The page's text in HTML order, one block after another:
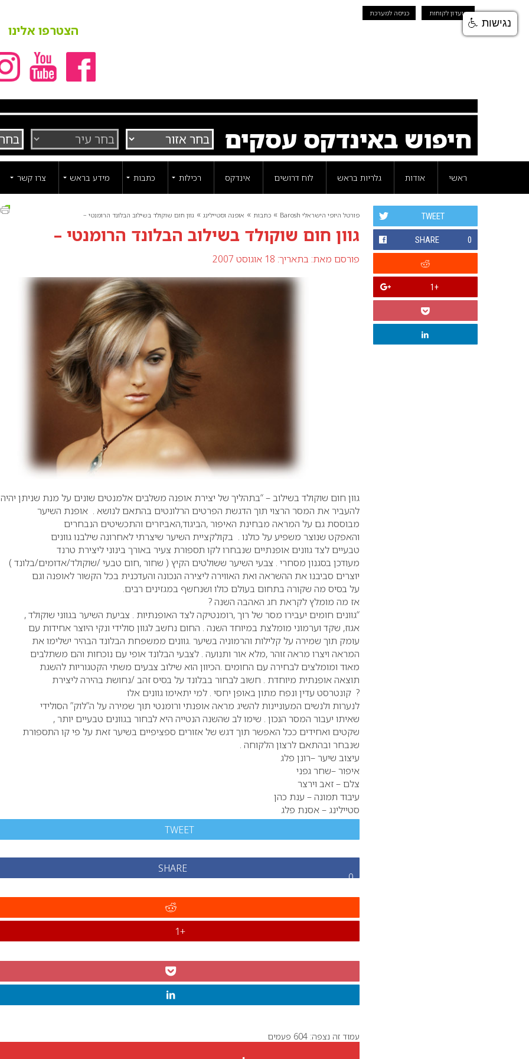
מועדון לקוחות כניסה למערכת
הצטרפו אלינו
חיפוש באינדקס עסקים
ראשי אודות גלריות בראש לוח דרושים אינדקס רכילות כתבות מידע בראש צרו קשר
פורטל היופי הישראלי Barosh » כתבות » אופנה וסטיילינג » גוון חום שוקולד בשילוב הבלונד הרומנטי –
גוון חום שוקולד בשילוב הבלונד הרומנטי –
פורסם מאת: בתאריך: 18 אוגוסט 2007
TWEET
SHARE 0
+1
גוון חום שוקולד בשילוב – “בתהליך של יצירת אופנה משלבים אלמנטים שונים על מנת שניתן יהיה
להעביר את המסר הרצוי תוך הדגשת הפרטים הרלונטים בהתאם לנושא . אופנת השיער
מבוססת גם על המראה מבחינת האיפור ,הביגוד,האביזרים והתכשיטים הנבחרים
והאפקט שנוצר משפיע על כולנו . בקולקציית השיער שיצרתי לאחרונה שילבנו גוונים
טבעיים לצד גוונים אופנתיים שנבחרו לקו תספורת צעיר באורך בינוני ליצירת טרנד
מעודכן בסגנון מסחרי . צבעי השיער ששולטים הקיץ ( שחור ,חום טבעי /שוקולד/אדומים/בלונד )
יוצרים סביבנו את ההשראה ואת האווירה ליצירה הנכונה והעדכנית בכל הקשור לאופנה וגם
על בסיס מה שקורה בתחום בעולם כולו ושנחשף במגזינים רבים.
אז מה מומלץ לקראת חג האהבה השנה ?
“גוונים חומים יעבירו מסר של רוך ,רומנטיקה לצד האופנתיות . צביעת השיער בגווני שוקולד ,
אגוז, שקד וערמוני מומלצת במיוחד השנה . החום נחשב לגוון סולידי ונקי היוצר אחידות עם
עומק תוך שמירה על קלילות והרמוניה בשיער .גוונים ממשפחת הבלונד הבהיר ישלימו את
המראה ויצרו מראה זוהר ,מלא אור ותנועה . לצבעי הבלונד אופי עם נוכחות והם משתלבים
מאוד ומומלצים לבחירה עם החומים .הכיוון הוא שילוב צבעים משתי הקטגוריות להשגת
תוצאה אופנתית מיוחדת . חשוב לבחור בבלונד על בסיס זהב /נחושת בהירה ליצירת
? קונטרסט עדין ונפח מתון באופן יחסי . למי יתאימו גוונים אלו
לנערות ולנשים המעוניינות להשיג מראה אופנתי ורומנטי תוך שמירה על ה”לוק” הסולידי
שאיתו יעבור המסר הנכון . שימו לב שהשנה הנטייה היא לבחור בגוונים טבעיים יותר ,
שקטים ואחידים ככל האפשר תוך דגש של אזורים ספציפיים בשיער זאת על פי קו התספורת
שנבחר ובהתאם לרצון הלקוחה .
עיצוב שיער –רונן פלג
איפור –שחר גפני
צלם – זאב וירצר
עיבוד תמונה – ענת כהן
סטיילינג – אסנת פלג
TWEET
SHARE
0
+1
עמוד זה נצפה: 604 פעמים
נגישות